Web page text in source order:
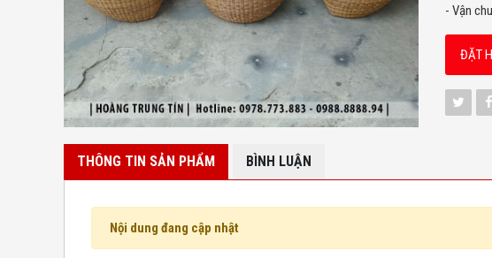
- Vận
ĐẶT
THÔNG TIN SẢN PHẨM BÌNH LUẬN
Nội dung đang cập nhật